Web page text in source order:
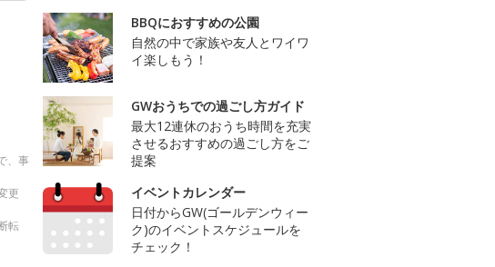
、事
更
転
BBQにおすすめの公園
自然の中で家族や友人とワイワ
イ楽しもう！
GWおうちでの過ごし方ガイド
最大12連休のおうち時間を充実
させるおすすめの過ごし方をご
提案
イベントカレンダー
日付からGW(ゴールデンウィー
ク)のイベントスケジュールを
チェック！